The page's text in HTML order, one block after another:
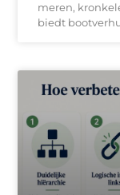
meren,
biedt